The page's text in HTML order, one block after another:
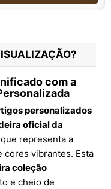
com a
personalizados
oficial da
representa a
cores vibrantes. Esta
coleção
e cheio de